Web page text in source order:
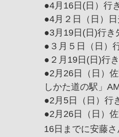
●4月16日(日）行
●4月２日（日）
●3月19日(日)行き
●３月５日（日）
●２月19日(日)行
●2月26日（日）
しかた道の駅」
●2月5日（日）行
●2月26日（日）
16日までに安藤